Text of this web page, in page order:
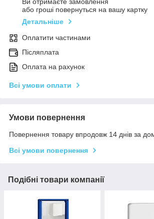
Ви отримаєте замовлення
або гроші повернуться на вашу картку
Детальніше
Оплатити частинами
Післяплата
Оплата на рахунок
Всі умови оплати
Умови повернення
Повернення товару впродовж 14 днів за
Всі умови повернення
Подібні товари компанії